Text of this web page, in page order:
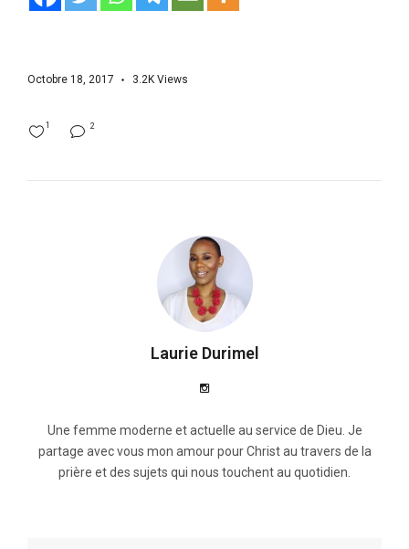
Octobre 18, 2017 3.2K Views
2
1
Laurie Durimel
Une femme moderne et actuelle au service de Dieu. Je
partage avec vous mon amour pour Christ au travers de la
prière et des sujets qui nous touchent au quotidien.